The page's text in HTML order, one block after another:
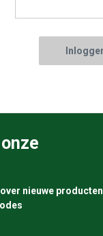
nieuwe producten